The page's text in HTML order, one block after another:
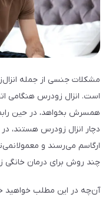
است. انزال‌ زودرس هنگامی
همسرش بخواهد، در حین
دچار انزال زودرس هستند،
ارگاسم می‌رسند و معمولا
چند روش برای درمان خانگی
آن‌چه در این مطلب خواهید